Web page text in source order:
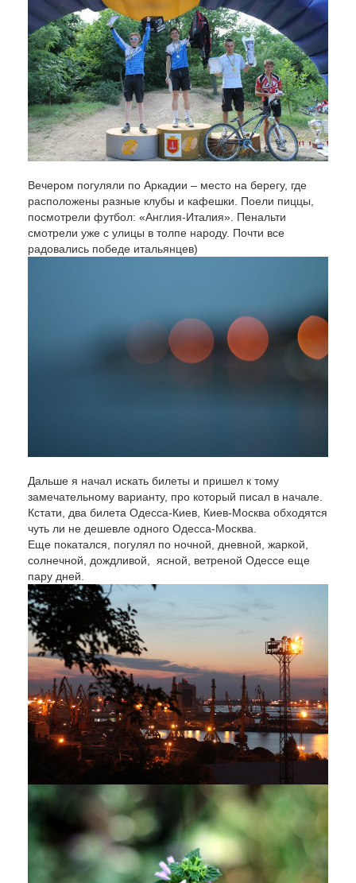
Вечером погуляли по Аркадии – место на берегу, где
расположены разные клубы и кафешки. Поели пиццы,
посмотрели футбол: «Англия-Италия». Пенальти
смотрели уже с улицы в толпе народу. Почти все
радовались победе итальянцев)
Дальше я начал искать билеты и пришел к тому
замечательному варианту, про который писал в начале.
Кстати, два билета Одесса-Киев, Киев-Москва обходятся
чуть ли не дешевле одного Одесса-Москва.
Еще покатался, погулял по ночной, дневной, жаркой,
солнечной, дождливой, ясной, ветреной Одессе еще
пару дней.